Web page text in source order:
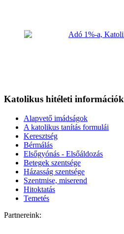
Katolikus hitéleti információk
Alapvető imádságok
A katolikus tanítás formulái
Keresztség
Bérmálás
Elsőgyónás - Elsőáldozás
Betegek szentsége
Házasság szentsége
Szentmise, miserend
Hitoktatás
Temetés
Partnereink: